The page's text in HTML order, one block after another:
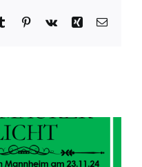
Tumblr Pinterest
Vk Xing E-